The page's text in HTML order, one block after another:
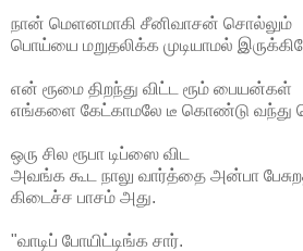
நான் மெளனமாகி சீனிவாசன் சொல்லும்
பொய்யை மறுதலிக்க முடியாமல்
என் ரூமை திறந்து விட்ட ரூம் பையன்கள்
எங்களை கேட்காமலே டீ கொண்டு வந்து
ஒரு சில ரூபா டிப்ஸை விட
அவங்க கூட நாலு வார்த்தை அன்பா
கிடைச்ச பாசம் அது.
"வாடிப் போயிட்டிங்க சார்.